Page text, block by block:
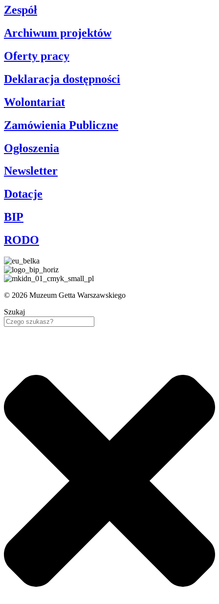
Zespół
Archiwum projektów
Oferty pracy
Deklaracja dostępności
Wolontariat
Zamówienia Publiczne
Ogłoszenia
Newsletter
Dotacje
BIP
RODO
© 2026 Muzeum Getta Warszawskiego
Szukaj